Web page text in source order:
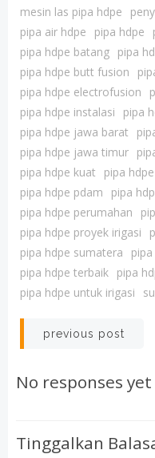
mesin las pipa hdpe
pipa air hdpe
pipa hdpe
pipa hdpe batang pipa
pipa hdpe butt fusion
pipa hdpe electrofusion
pipa hdpe instalasi
pipa
pipa hdpe jawa barat
pipa hdpe jawa timur
pipa hdpe kuat
pipa
pipa hdpe pdam
pipa
pipa hdpe perumahan
pipa hdpe proyek irigasi
pipa hdpe sumatera
pipa hdpe terbaik pipa
pipa hdpe untuk irigasi
Post
navigation
previous post
No responses yet
Tinggalkan